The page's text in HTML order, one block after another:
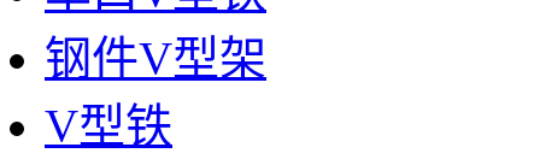
钢件V型架
V型铁